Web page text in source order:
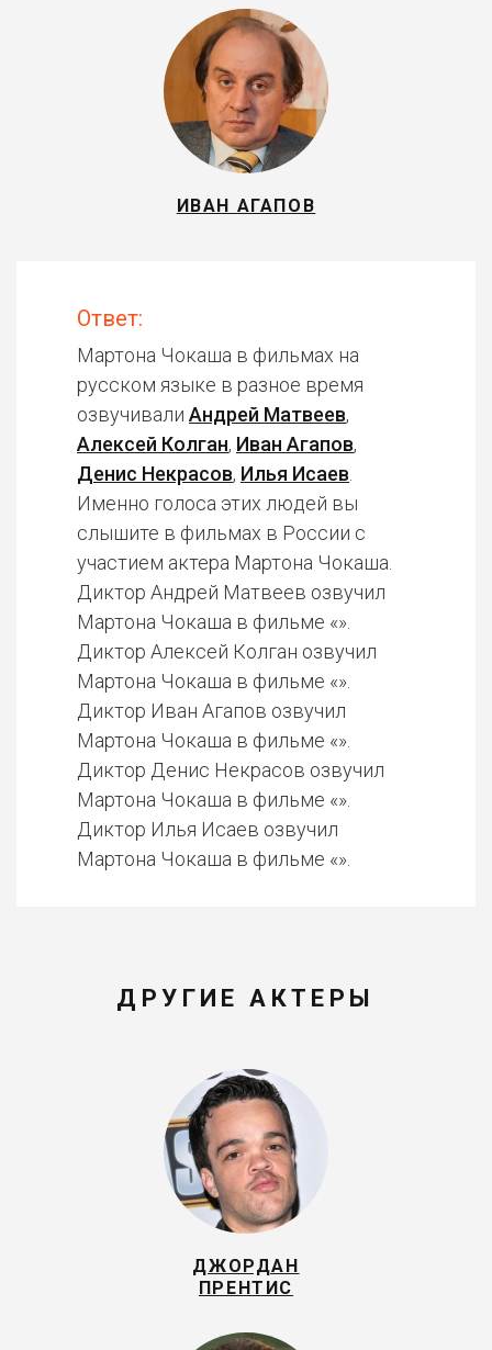
ИВАН АГАПОВ
Ответ:
Мартона Чокаша в фильмах на
русском языке в разное время
озвучивали Андрей Матвеев,
Алексей Колган, Иван Агапов,
Денис Некрасов, Илья Исаев
Именно голоса этих людей вы
слышите в фильмах в России с
участием актера Мартона Чокаша.
Диктор Андрей Матвеев озвучил
Мартона Чокаша в фильме «».
Диктор Алексей Колган озвучил
Мартона Чокаша в фильме «».
Диктор Иван Агапов озвучил
Мартона Чокаша в фильме «».
Диктор Денис Некрасов озвучил
Мартона Чокаша в фильме «».
Диктор Илья Исаев озвучил
Мартона Чокаша в фильме «».
ДРУГИЕ АКТЕРЫ
ДЖОРДАН
ПРЕНТИС